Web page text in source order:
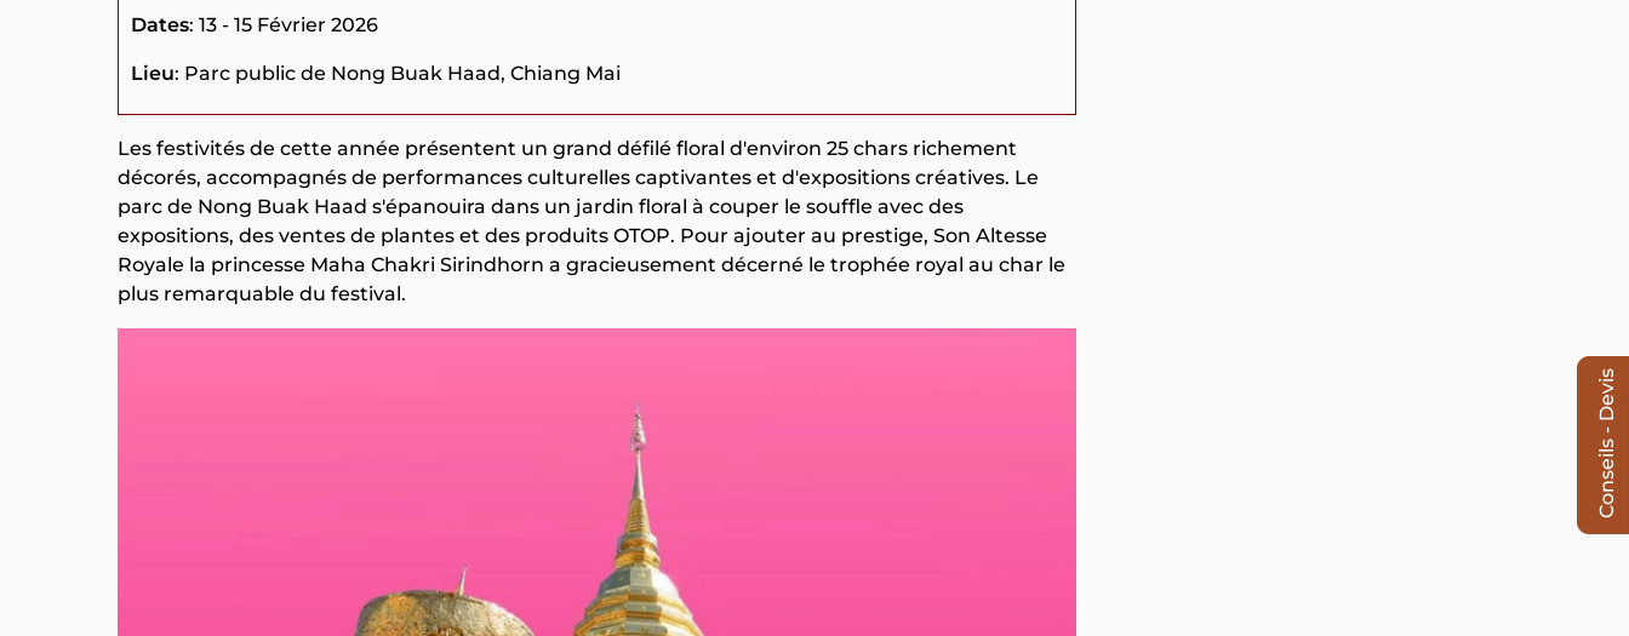
Dates: 13 - 15 Février 2026
Lieu: Parc public de Nong Buak Haad, Chiang Mai
Les festivités de cette année présentent un grand défilé floral d'environ 25 chars richement
décorés, accompagnés de performances culturelles captivantes et d'expositions créatives. Le
parc de Nong Buak Haad s'épanouira dans un jardin floral à couper le souffle avec des
expositions, des ventes de plantes et des produits OTOP. Pour ajouter au prestige, Son Altesse
Royale la princesse Maha Chakri Sirindhorn a gracieusement décerné le trophée royal au char le
plus remarquable du festival.
Conseils - Devis